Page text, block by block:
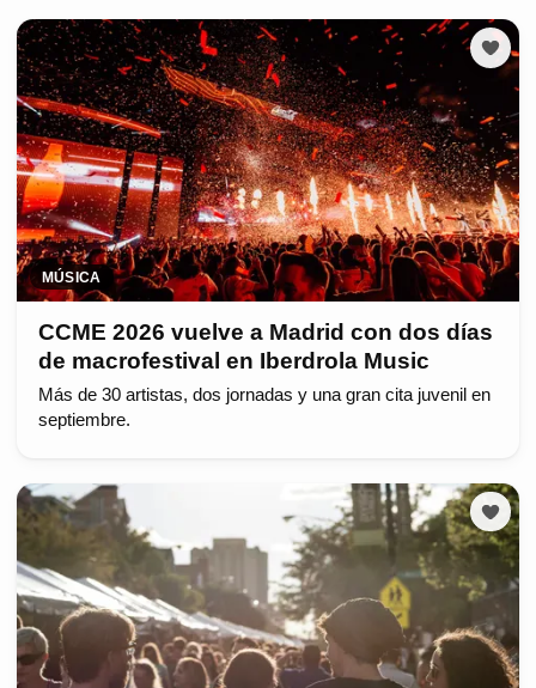
MÚSICA
CCME 2026 vuelve a Madrid con dos días
de macrofestival en Iberdrola Music
Más de 30 artistas, dos jornadas y una gran cita juvenil en
septiembre.